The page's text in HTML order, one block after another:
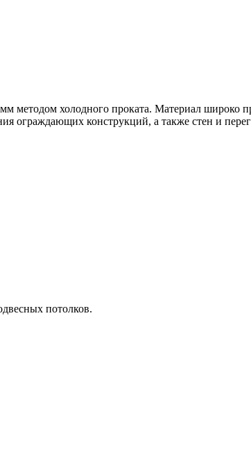
методом холодного проката. Материал широко
ограждающих конструкций, а также стен и
потолков.